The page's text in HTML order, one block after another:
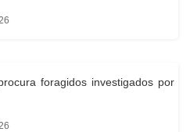
foragidos investigados por